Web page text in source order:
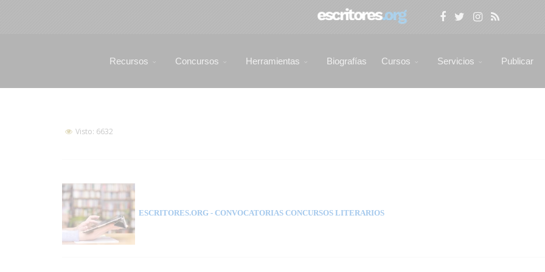
Recursos Concursos Herramientas Biografías Cursos Servicios Publicar
Visto: 6632
ESCRITORES.ORG - CONVOCATORIAS CONCURSOS LITERARIOS